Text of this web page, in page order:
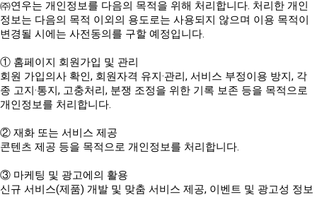
㈜연우는 개인정보를 다음의 목적을 위해 처리합니다. 처리한 개인
정보는 다음의 목적 이외의 용도로는 사용되지 않으며 이용 목적이
변경될 시에는 사전동의를 구할 예정입니다.
① 홈페이지 회원가입 및 관리
회원 가입의사 확인, 회원자격 유지·관리, 서비스 부정이용 방지, 각
종 고지·통지, 고충처리, 분쟁 조정을 위한 기록 보존 등을 목적으로
개인정보를 처리합니다.
② 재화 또는 서비스 제공
콘텐츠 제공 등을 목적으로 개인정보를 처리합니다.
③ 마케팅 및 광고에의 활용
신규 서비스(제품) 개발 및 맞춤 서비스 제공, 이벤트 및 광고성 정보